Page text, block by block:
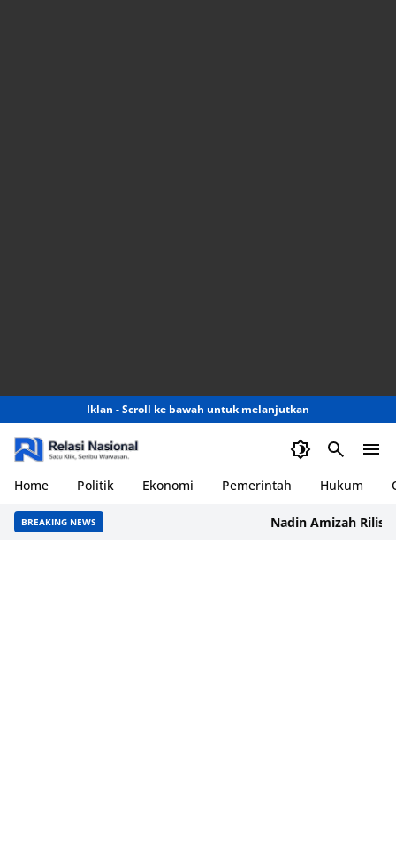
Iklan - Scroll ke bawah untuk melanjutkan
Home Politik Ekonomi Pemerintah Hukum
BREAKING NEWS Nadin Amizah Rilis